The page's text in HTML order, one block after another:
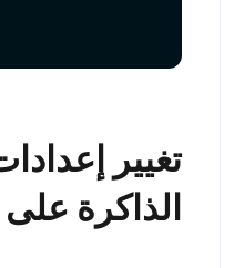
تغيير
الذاكرة